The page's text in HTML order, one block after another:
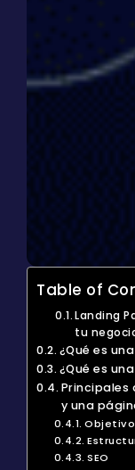
Table of
Landing
tu
¿Qué es
¿Qué es
Principales
y una
Objetivo
SEO